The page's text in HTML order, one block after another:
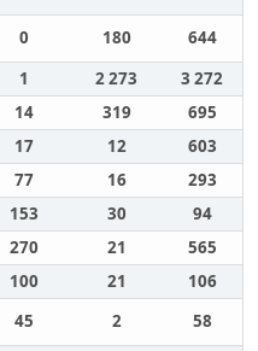
0 180
644
1 2 273
3 272
14 319
695
17 12
603
77 16
293
153 30
94
270 21
565
100 21
106
45 2
58